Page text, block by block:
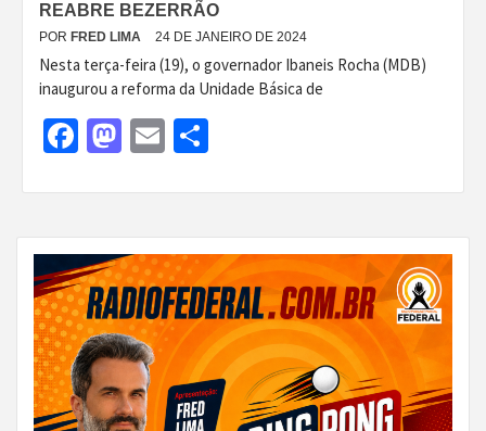
REABRE BEZERRÃO
POR FRED LIMA 24 DE JANEIRO DE 2024
Nesta terça-feira (19), o governador Ibaneis Rocha (MDB)
inaugurou a reforma da Unidade Básica de
Facebook
Mastodon
Email